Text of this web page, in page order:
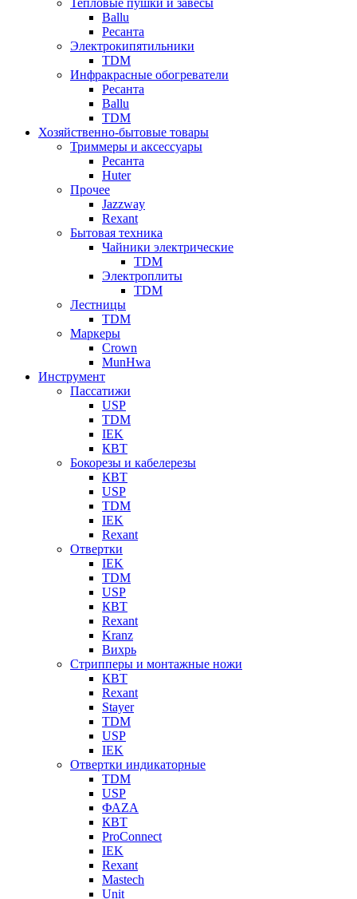
Ballu
Ресанта
Электрокипятильники
TDM
Инфракрасные обогреватели
Ресанта
Ballu
TDM
Хозяйственно-бытовые товары
Триммеры и аксессуары
Ресанта
Huter
Прочее
Jazzway
Rexant
Бытовая техника
Чайники электрические
TDM
Электроплиты
TDM
Лестницы
TDM
Маркеры
Crown
MunHwa
Инструмент
Пассатижи
USP
TDM
IEK
КВТ
Бокорезы и кабелерезы
КВТ
USP
TDM
IEK
Rexant
Отвертки
IEK
TDM
USP
КВТ
Rexant
Kranz
Вихрь
Стрипперы и монтажные ножи
КВТ
Rexant
Stayer
TDM
USP
IEK
Отвертки индикаторные
TDM
USP
ФАZА
КВТ
ProConnect
IEK
Rexant
Mastech
Unit